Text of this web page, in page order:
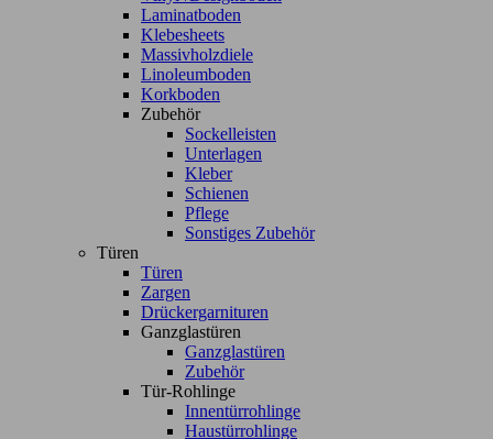
Laminatboden
Klebesheets
Massivholzdiele
Linoleumboden
Korkboden
Zubehör
Sockelleisten
Unterlagen
Kleber
Schienen
Pflege
Sonstiges Zubehör
Türen
Türen
Zargen
Drückergarnituren
Ganzglastüren
Ganzglastüren
Zubehör
Tür-Rohlinge
Innentürrohlinge
Haustürrohlinge